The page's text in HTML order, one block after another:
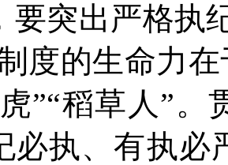
突出严格执
度的生命力
”“稻草人”
必执、有执必